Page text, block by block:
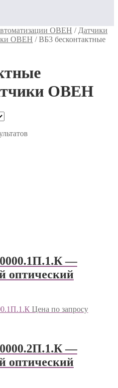
ОВЕН / Датчики
ОВЕН /ВБ3 бесконтактные
ОВЕН
—
оптический
Цена по запросу
—
оптический